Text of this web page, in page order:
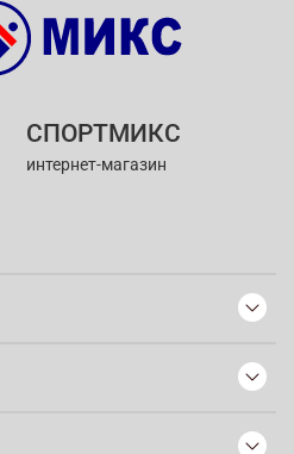
СПОРТМИКС
интернет-магазин